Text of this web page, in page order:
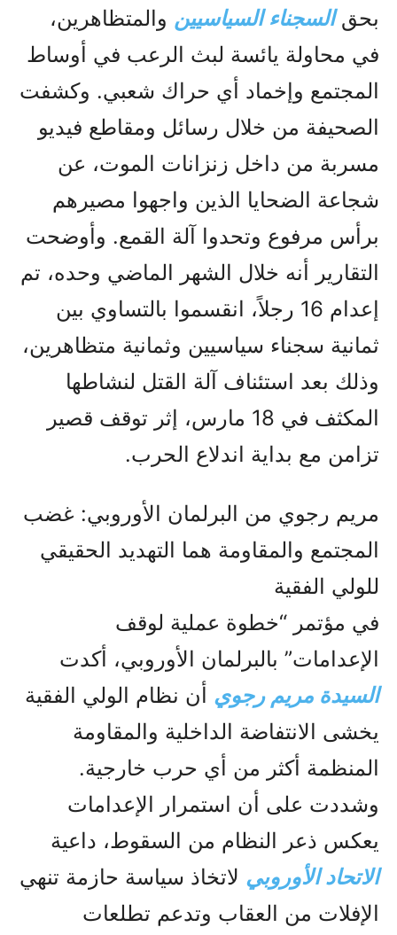
بحقالسجناء السياسيين والمتظاهرين،
في محاولة يائسة لبث الرعب في أوساط
المجتمع وإخماد أي حراك شعبي. وكشفت
الصحيفة من خلال رسائل ومقاطع فيديو
مسربة من داخل زنزانات الموت، عن
شجاعة الضحايا الذين واجهوا مصيرهم
برأس مرفوع وتحدوا آلة القمع. وأوضحت
التقارير أنه خلال الشهر الماضي وحده، تم
إعدام 16 رجلاً، انقسموا بالتساوي بين
ثمانية سجناء سياسيين وثمانية متظاهرين،
وذلك بعد استئناف آلة القتل لنشاطها
المكثف في 18 مارس، إثر توقف قصير
تزامن مع بداية اندلاع الحرب.
مريم رجوي من البرلمان الأوروبي: غضب
المجتمع والمقاومة هما التهديد الحقيقي
للولي الفقیة
في مؤتمر “خطوة عملية لوقف
الإعدامات” بالبرلمان الأوروبي، أكدت
السيدة مريم رجوي أن نظام الولي الفقیة
يخشى الانتفاضة الداخلية والمقاومة
المنظمة أكثر من أي حرب خارجية.
وشددت على أن استمرار الإعدامات
يعكس ذعر النظام من السقوط، داعية
الاتحاد الأوروبي لاتخاذ سياسة حازمة تنهي
الإفلات من العقاب وتدعم تطلعات